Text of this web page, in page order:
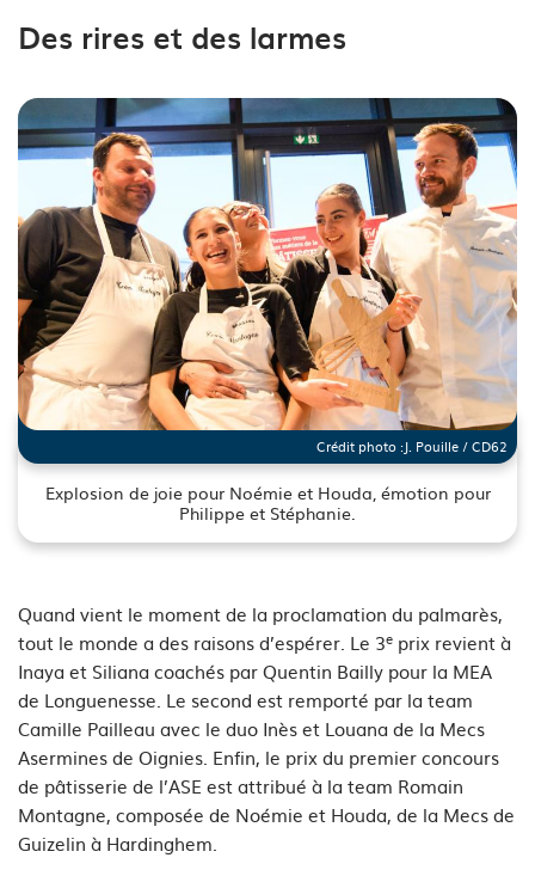
Des rires et des larmes
Crédit photo :J. Pouille / CD62
Explosion de joie pour Noémie et Houda, émotion pour
Philippe et Stéphanie.
Quand vient le moment de la proclamation du palmarès,
tout le monde a des raisons d’espérer. Le 3e prix revient à
Inaya et Siliana coachés parQuentin Bailly pour la MEA
de Longuenesse. Le second est remporté par la team
Camille Pailleau avec le duo Inès et Louana de la Mecs
Asermines de Oignies. Enfin, le prix du premier concours
de pâtisserie de l’ASE est attribué à la team Romain
Montagne, composée de Noémie et Houda, de la Mecs de
Guizelin à Hardinghem.